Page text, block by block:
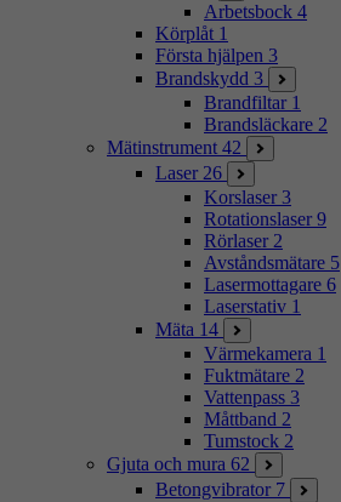
Arbetsbock 4
Körplåt 1
Första hjälpen 3
Brandskydd 3
Brandfiltar 1
Brandsläckare 2
Mätinstrument 42
Laser 26
Korslaser 3
Rotationslaser 9
Rörlaser 2
Avståndsmätare 5
Lasermottagare 6
Laserstativ 1
Mäta 14
Värmekamera 1
Fuktmätare 2
Vattenpass 3
Måttband 2
Tumstock 2
Gjuta och mura 62
Betongvibrator 7